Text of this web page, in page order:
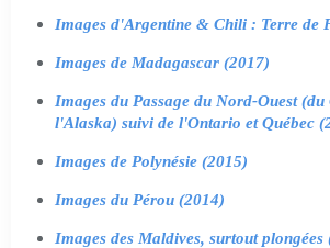
Images d'Argentine & Chili : Terre de
Images de Madagascar (2017)
Images du Passage du Nord-Ouest
l'Alaska) suivi de l'Ontario et Québec
Images de Polynésie (2015)
Images du Pérou (2014)
Images des Maldives, surtout plongées